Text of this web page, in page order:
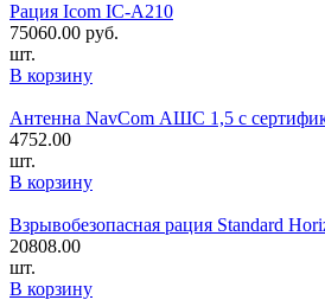
Рация Icom IC-A210
75060.00 руб.
шт.
В корзину
Антенна NavCom АШС 1,5 с
4752.00
шт.
В корзину
Взрывобезопасная рация Standard
20808.00
шт.
В корзину